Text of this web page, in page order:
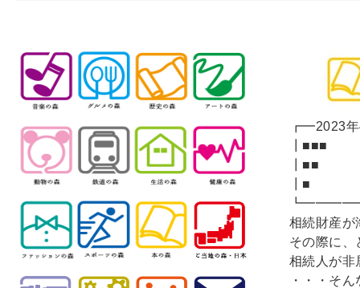
┏━2023
相続財産が
その際に、
相続人が
・・・そ